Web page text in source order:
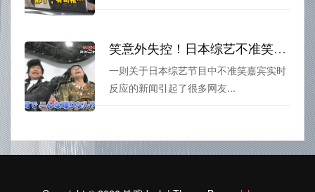
笑意外失控！日本综艺不准笑嘉宾实时反应曝光
一则关于日本综艺节目中不准笑嘉宾实时
反应的新闻引起了很多网友...